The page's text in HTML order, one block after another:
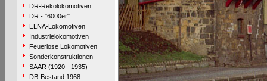
DR-Rekolokomotiven
DR - "6000er"
ELNA-Lokomotiven
Industrielokomotiven
Feuerlose Lokomotiven
Sonderkonstruktionen
SAAR (1920 - 1935)
DB-Bestand 1968